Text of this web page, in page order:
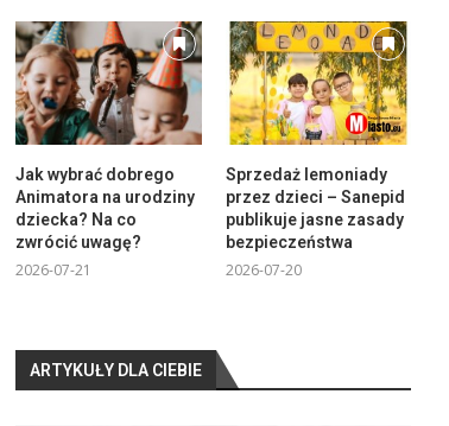
Jak wybrać dobrego
Animatora na urodziny
dziecka? Na co
zwrócić uwagę?
2026-07-21
Sprzedaż lemoniady
przez dzieci – Sanepid
publikuje jasne zasady
bezpieczeństwa
2026-07-20
ARTYKUŁY DLA CIEBIE